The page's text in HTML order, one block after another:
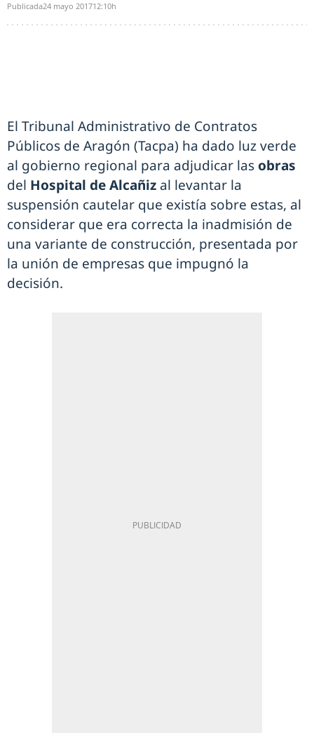
Publicada24 mayo 201712:10h
El Tribunal Administrativo de Contratos
Públicos de Aragón (Tacpa) ha dado luz verde
al gobierno regional para adjudicar las obras
del Hospital de Alcañiz al levantar la
suspensión cautelar que existía sobre estas, al
considerar que era correcta la inadmisión de
una variante de construcción, presentada por
la unión de empresas que impugnó la
decisión.